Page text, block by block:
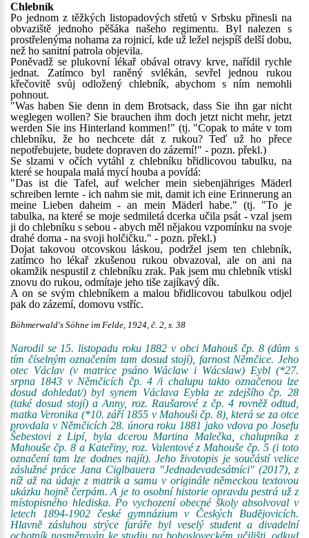
Chlebník
Po jednom z těžkých listopadových střetů v Srbsku přinesli na
obvaziště jednoho pěšáka našeho regimentu. Byl nalezen s
prostřelenýma nohama za rojnicí, kde už ležel nejspíš delší dobu,
než ho sanitní patrola objevila.
Poněvadž se plukovní lékař obával otravy krve, nařídil rychle
jednat. Zatímco byl raněný svlékán, sevřel jednou rukou
křečovitě svůj odložený chlebník, abychom s ním nemohli
pohnout.
"Was haben Sie denn in dem Brotsack, dass Sie ihn gar nicht
weglegen wollen? Sie brauchen ihm doch jetzt nicht mehr, jetzt
werden Sie ins Hinterland kommen!" (tj. "Copak to máte v tom
chlebníku, že ho nechcete dát z rukou? Teď už ho přece
nepotřebujete, budete dopraven do zázemí!" - pozn. překl.)
Se slzami v očích vytáhl z chlebníku břidlicovou tabulku, na
které se houpala malá mycí houba a povídá:
"Das ist die Tafel, auf welcher mein siebenjähriges Mäderl
schreiben lernte - ich nahm sie mit, damit ich eine Erinnerung an
meine Lieben daheim - an mein Mäderl habe." (tj. "To je
tabulka, na které se moje sedmiletá dcerka učila psát - vzal jsem
ji do chlebníku s sebou - abych měl nějakou vzpomínku na svoje
drahé doma - na svoji holčičku." - pozn. překl.)
Dojat takovou otcovskou láskou, podržel jsem ten chlebník,
zatímco ho lékař zkušenou rukou obvazoval, ale on ani na
okamžik nespustil z chlebníku zrak. Pak jsem mu chlebník vtiskl
znovu do rukou, odmítaje jeho tiše zajíkavý dík.
A on se svým chlebníkem a malou břidlicovou tabulkou odjel
pak do zázemí, domovu vstříc.
Böhmerwald's Söhne im Felde, 1924, č. 2, s. 38
Narodil se 15. listopadu roku 1882 v obci Mahouš čp. 8 (dům s
tím číselným označením tam dosud stojí), farnost Němčice. Jeho
otec Václav (v matrice psáno Wáclaw i Wácslaw) Eybl (*27.
srpna 1843 v Němčicích čp. 4 /i chalupu takto označenou lze
dosud dohledat/) byl synem Václava Eybla ze zdejšího čp. 28
(také dosud stojí) a Anny, roz. Raušarové z čp. 4 rovněž odtud,
matka Veronika (*10. září 1855 v Mahouši čp. 8), která se za otce
provdala v Němčicích 28. února roku 1881 jako vdova po Josefu
Šebestovi z Lipí, byla dcerou Martina Malečka, chalupníka z
Mahouše čp. 8 a Kateřiny, roz. Valentové z Mahouše čp. 5 (i toto
označení tam lze dodnes najít). Jeho životopis je součástí velice
záslužné práce Jana Ciglbauera "Jednadevadesátníci" (2017), z
níž až na údaje z matrik a samu v originále německou textovou
ukázku hojně čerpám. A je to osobní historie opravdu pestrá už z
místopisného hlediska. Po vychození obecné školy absolvoval v
letech 1894-1902 české gymnázium v Českých Budějovicích.
Hlavně zásluhou strýce faráře byl veselý student a divadelní
ochotník nasměrován ke studiu na bohosloveckém učilišti, odkud